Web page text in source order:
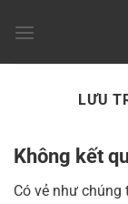
đến
LƯU
Không kết
Có vẻ như